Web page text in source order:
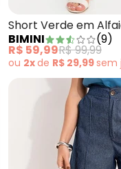
- Shorts em
Short Verde em
BIMINI
(9)
R$ 59,99R$ 99,99
ou 2xde R$ 29,99sem